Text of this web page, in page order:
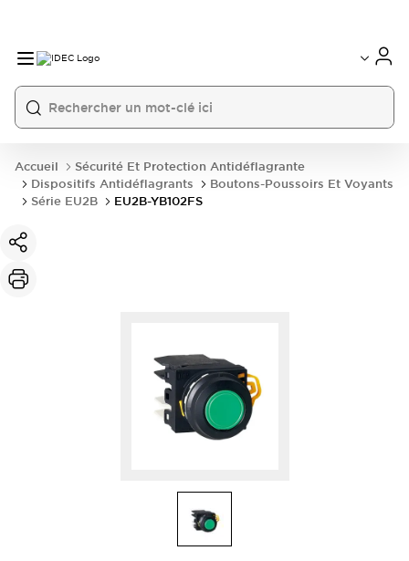
Accueil
Sécurité Et Protection Antidéflagrante
Dispositifs Antidéflagrants
Boutons-Poussoirs Et Voyants
Série EU2B
EU2B-YB102FS